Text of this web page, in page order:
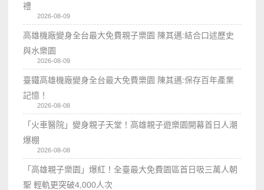
禮
2026-08-09
高雄機廠變身全台最大免費親子樂園 陳其邁:結合口述歷史
與水樂園
2026-08-09
臺鐵高雄機廠變身全台最大免費樂園 陳其邁:保存百年產業
記憶！
2026-08-08
「火車醫院」變身親子天堂！高雄親子遊樂園開幕首日人潮
爆棚
2026-08-08
「高雄親子樂園」爆紅！全臺最大免費園區首日吸三萬人朝
聖 輕軌更突破4,000人次